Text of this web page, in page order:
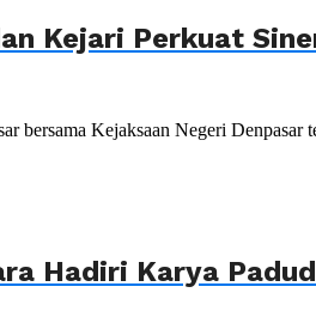
Kejari Perkuat
bersama Kejaksaan Negeri
Hadiri Karya